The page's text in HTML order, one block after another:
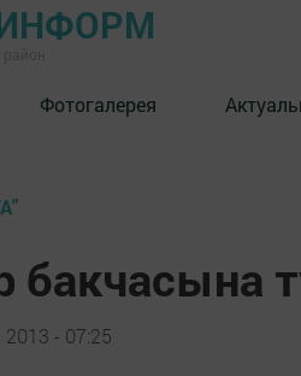
Фотогалерея
бакчасына
- 07:25